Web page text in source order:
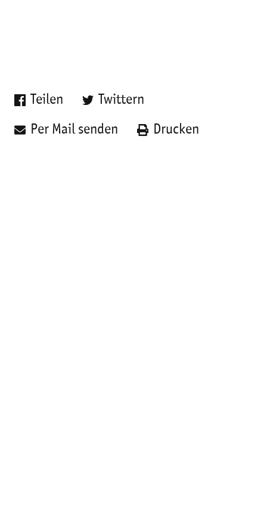
Teilen Twittern
Per Mail senden Drucken